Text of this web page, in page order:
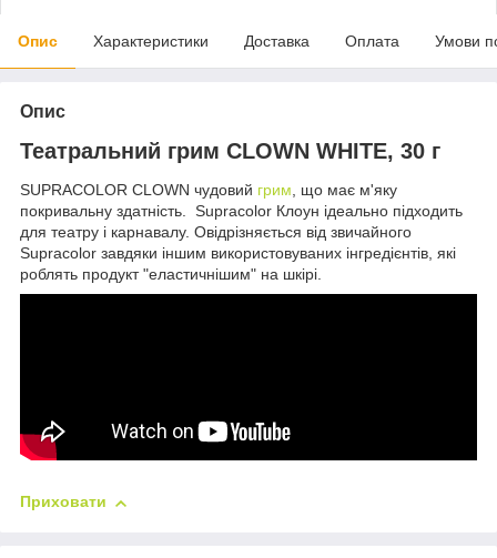
Опис Характеристики Доставка Оплата Умови
Опис
Театральний грим CLOWN WHITE, 30 г
SUPRACOLOR CLOWN чудовий грим, що має м'яку
покривальну здатність. Supracolor Клоун ідеально підходить
для театру і карнавалу. Овідрізняється від звичайного
Supracolor завдяки іншим використовуваних інгредієнтів, які
роблять продукт"еластичнішим" на шкірі.
Приховати